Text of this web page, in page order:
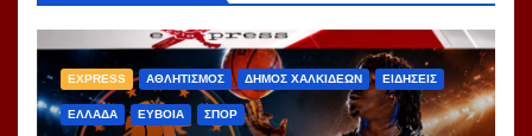
EXPRESS ΑΘΛΗΤΙΣΜΟΣ ΔΗΜΟΣ ΧΑΛΚΙΔΕΩΝ ΕΙΔΗΣΕΙΣ
ΕΛΛΑΔΑ ΕΥΒΟΙΑ ΣΠΟΡ